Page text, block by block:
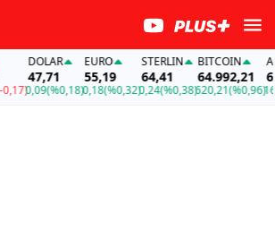
DOLAR
47,71
0,09(%0,18)
EURO
55,19
0,18(%0,32)
STERLIN
64,41
0,24(%0,38)
BITCOIN
64.992,21
620,21(%0,96)
ALTIN
167,96